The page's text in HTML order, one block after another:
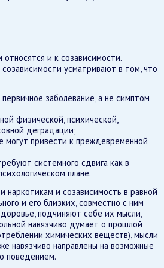
и к созависимости.
усматривают в том, что
заболевание, а не симптом
физической, психической,
деградации;
могут привести к преждевременной
системного сдвига как в
плане.
наркотикам и созависимость в равной
и его близких, совместно с ним
подчиняют себе их мысли,
навязчиво думает о прошлой
химических веществ), мысли
навязчиво направлены на возможные
поведением.